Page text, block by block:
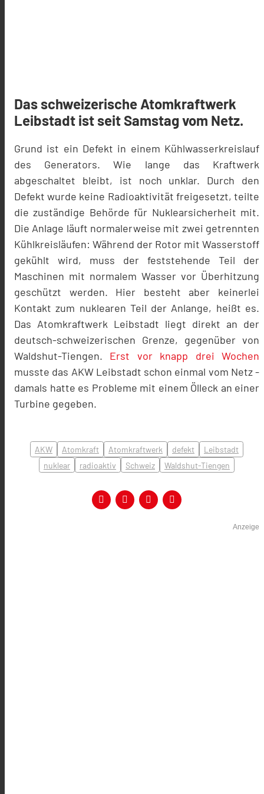
Das schweizerische Atomkraftwerk
Leibstadt ist seit Samstag vom Netz.
Grund ist ein Defekt in einem Kühlwasserkreislauf
des Generators. Wie lange das Kraftwerk
abgeschaltet bleibt, ist noch unklar. Durch den
Defekt wurde keine Radioaktivität freigesetzt, teilte
die zuständige Behörde für Nuklearsicherheit mit.
Die Anlage läuft normalerweise mit zwei getrennten
Kühlkreisläufen: Während der Rotor mit Wasserstoff
gekühlt wird, muss der feststehende Teil der
Maschinen mit normalem Wasser vor Überhitzung
geschützt werden. Hier besteht aber keinerlei
Kontakt zum nuklearen Teil der Anlange, heißt es.
Das Atomkraftwerk Leibstadt liegt direkt an der
deutsch-schweizerischen Grenze, gegenüber von
Waldshut-Tiengen. Erst vor knapp drei Wochen
musste das AKW Leibstadt schon einmal vom Netz -
damals hatte es Probleme mit einem Ölleck an einer
Turbine gegeben.
AKW Atomkraft Atomkraftwerk defekt
Leibstadt
nuklear
radioaktiv Schweiz Waldshut-Tiengen
Anzeige